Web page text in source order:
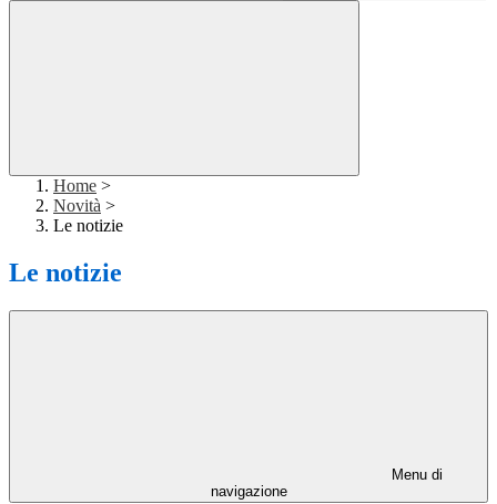
Home >
Novità >
Le notizie
Le notizie
Menu di
navigazione